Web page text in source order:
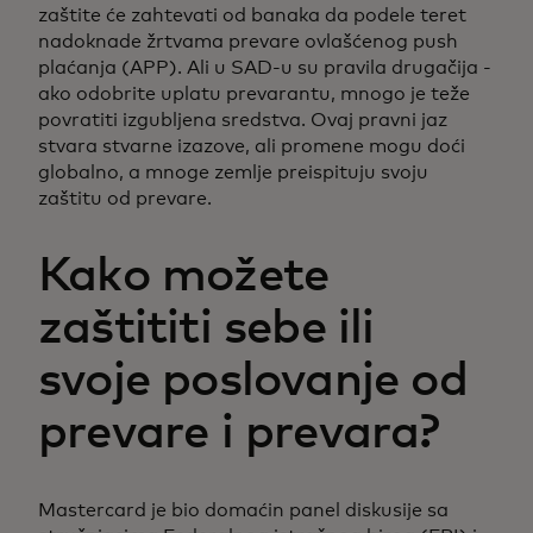
zaštite će zahtevati od banaka da podele teret
nadoknade žrtvama prevare ovlašćenog push
plaćanja (APP). Ali u SAD-u su pravila drugačija -
ako odobrite uplatu prevarantu, mnogo je teže
povratiti izgubljena sredstva. Ovaj pravni jaz
stvara stvarne izazove, ali promene mogu doći
globalno, a mnoge zemlje preispituju svoju
zaštitu od prevare.
Kako možete
zaštititi sebe ili
svoje poslovanje od
prevare i prevara?
Mastercard je bio domaćin panel diskusije sa